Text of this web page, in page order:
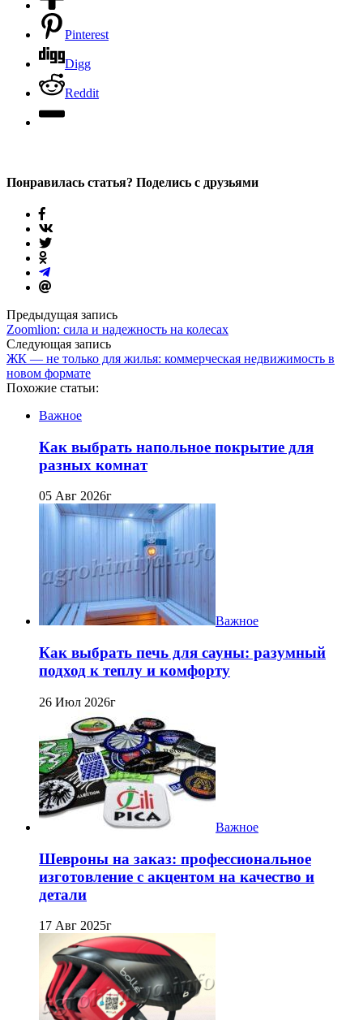
Pinterest
Digg
Reddit
Понравилась статья? Поделись с друзьями
Предыдущая запись
Zoomlion: сила и надежность на колесах
Следующая запись
ЖК — не только для жилья: коммерческая недвижимость в
новом формате
Похожие статьи:
Важное
Как выбрать напольное покрытие для
разных комнат
05 Авг 2026г
Важное
Как выбрать печь для сауны: разумный
подход к теплу и комфорту
26 Июл 2026г
Важное
Шевроны на заказ: профессиональное
изготовление с акцентом на качество и
детали
17 Авг 2025г